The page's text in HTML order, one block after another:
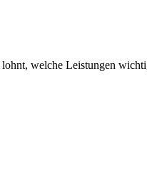
welche Leistungen